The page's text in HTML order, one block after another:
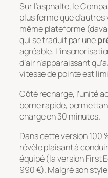
Sur l’asphalte, le
plus ferme que
même plateforme
qui se traduit par une
agréable.
d’air n’apparaissant
vitesse de pointe est
Côté recharge, l’unité
borne rapide,
charge en 30 minutes.
Dans cette version 100
révèle plaisant à
équipé (la version First
990 €). Malgré son